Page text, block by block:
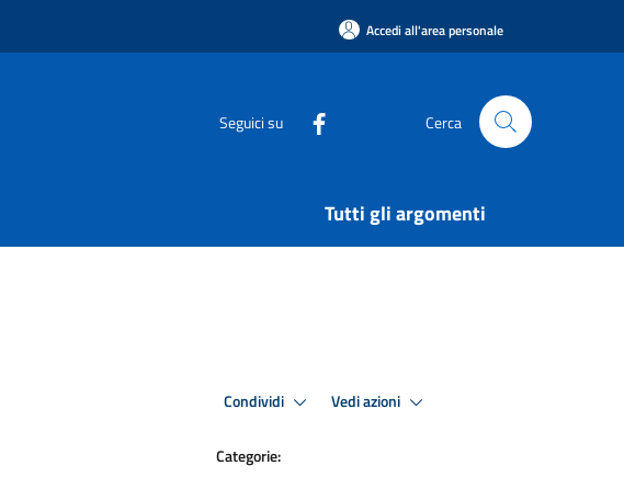
Accedi all'area personale
Seguici su Cerca
Tutti gli argomenti
Condividi Vedi azioni
Categorie: